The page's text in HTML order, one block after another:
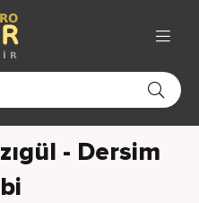
- Dersim